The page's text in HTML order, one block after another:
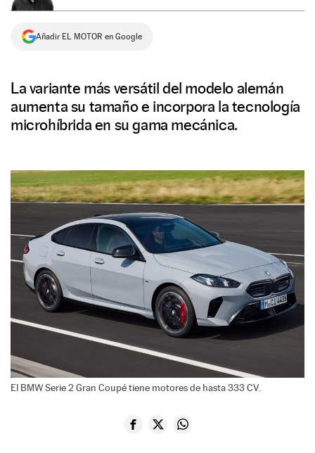
Añadir EL MOTOR en Google
La variante más versátil del modelo alemán
aumenta su tamaño e incorpora la tecnología
microhíbrida en su gama mecánica.
El BMW Serie 2 Gran Coupé tiene motores de hasta 333 CV.